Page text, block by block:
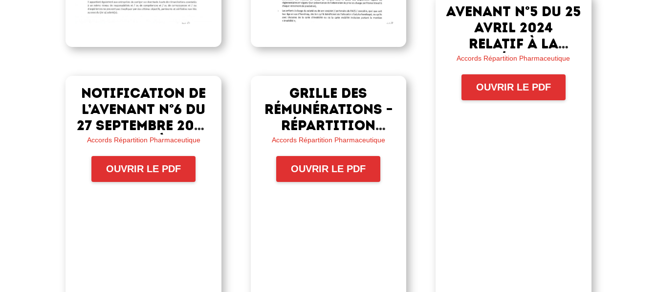
Notification de
l’avenant n°6 du
27 septembre 2024
relatif à la
complémentaire
frais de santé et
Accords Répartition Pharmaceutique
OUVRIR LE PDF
Grille des
rémunérations –
Répartition
pharmaceutique
du 1er juillet
2024
Accords Répartition Pharmaceutique
OUVRIR LE PDF
Avenant n°5 du 25
avril 2024
relatif à la
complémentaire
frais de santé et
prévoyance
Accords Répartition Pharmaceutique
OUVRIR LE PDF